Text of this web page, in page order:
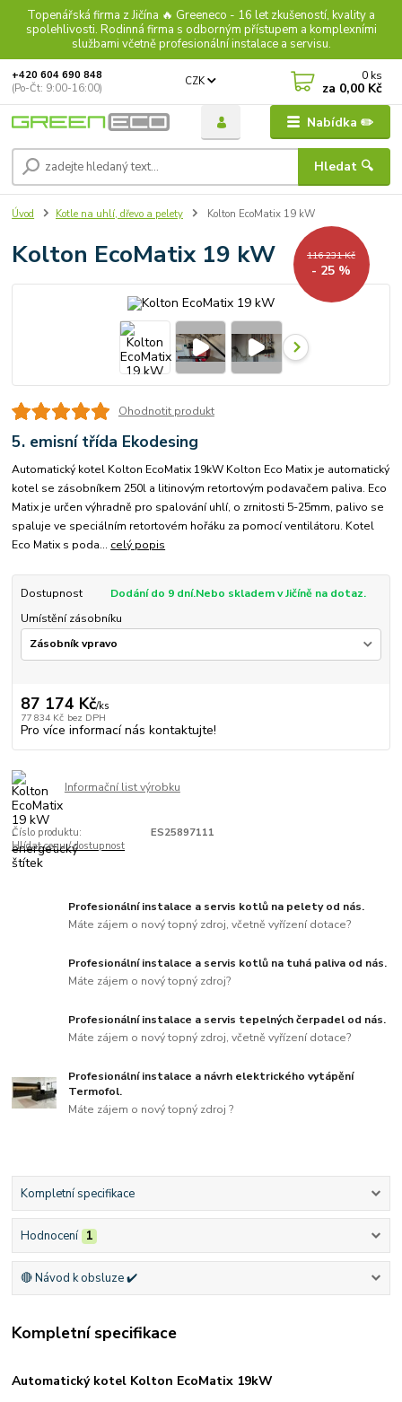
Topenářská firma z Jičína 🔥 Greeneco - 16 let zkušeností, kvality a
spolehlivosti. Rodinná firma s odborným přístupem a komplexními
službami včetně profesionální instalace a servisu.
Nabídka ✏️
CZK
Hledat 🔍
+420 604 690 848
(Po-Čt: 9:00-16:00)
0 ks
za 0,00 Kč
Úvod Kotle na uhlí, dřevo a pelety Kolton EcoMatix 19 kW
Kolton EcoMatix 19 kW 116 231 Kč
- 25 %
Ohodnotit produkt
5. emisní třída Ekodesing
Automatický kotel Kolton EcoMatix 19kW Kolton Eco Matix je automatický
kotel se zásobníkem 250l a litinovým retortovým podavačem paliva. Eco
Matix je určen výhradně pro spalování uhlí, o zrnitosti 5-25mm, palivo se
spaluje ve speciálním retortovém hořáku za pomocí ventilátoru. Kotel
Eco Matix s poda... celý popis
Dostupnost
Dodání do 9 dní.Nebo skladem v Jičíně na dotaz.
Umístění zásobníku
87 174 Kč/ks
77 834 Kč bez DPH
Pro více informací nás kontaktujte!
Informační list výrobku
Číslo produktu:
ES25897111
Hlídat cenu / dostupnost
Profesionální instalace a servis kotlů na pelety od nás.
Máte zájem o nový topný zdroj, včetně vyřízení dotace?
Profesionální instalace a servis kotlů na tuhá paliva od nás.
Máte zájem o nový topný zdroj?
Profesionální instalace a servis tepelných čerpadel od nás.
Máte zájem o nový topný zdroj, včetně vyřízení dotace?
Profesionální instalace a návrh elektrického vytápění
Termofol.
Máte zájem o nový topný zdroj ?
Kompletní specifikace
Hodnocení 1
🔴 Návod k obsluze ✔️
Kompletní specifikace
Automatický kotel Kolton EcoMatix 19kW